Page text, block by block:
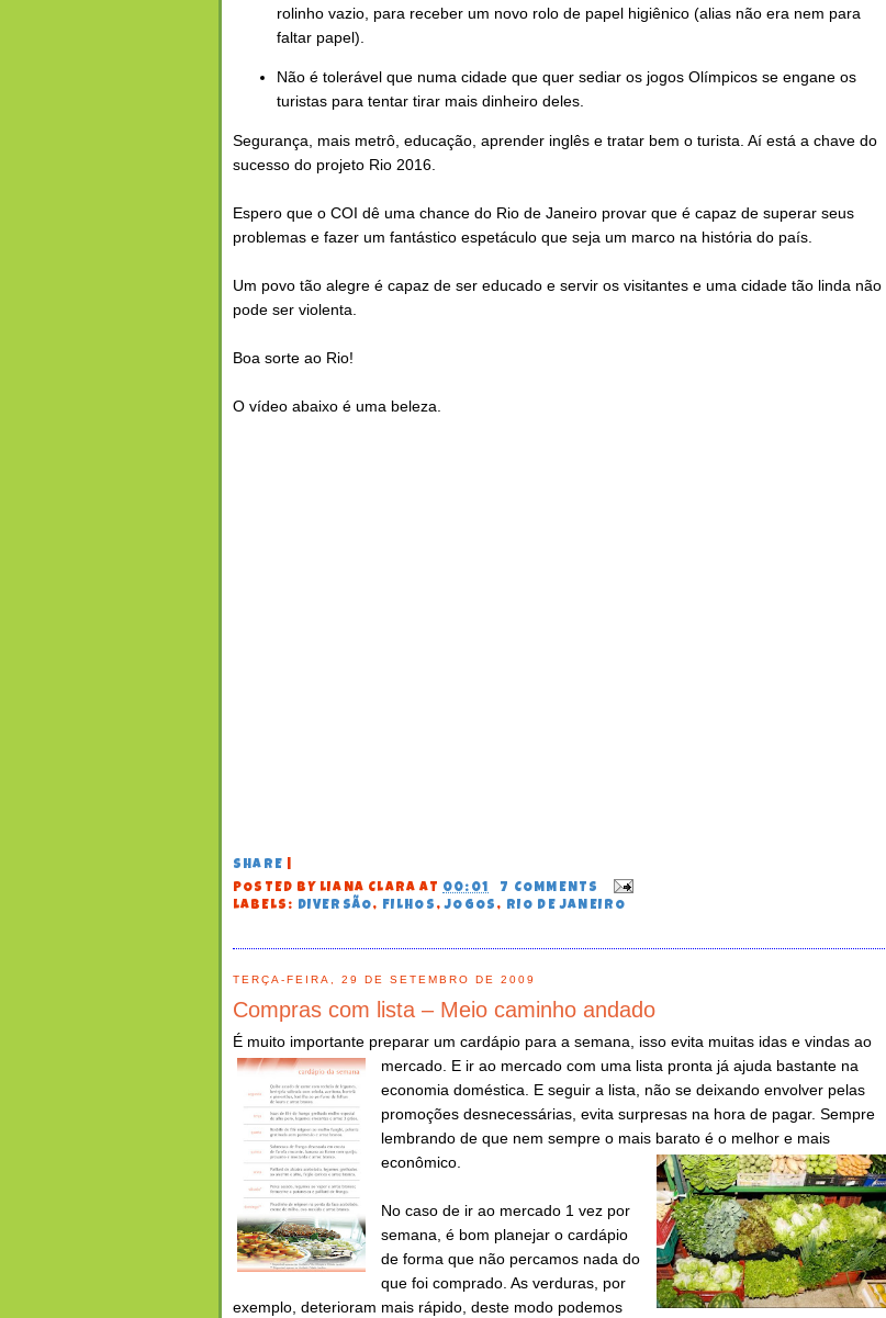
rolinho vazio, para receber um novo rolo de papel higiênico (alias não era nem para
faltar papel).
Não é tolerável que numa cidade que quer sediar os jogos Olímpicos se engane os
turistas para tentar tirar mais dinheiro deles.
Segurança, mais metrô, educação, aprender inglês e tratar bem o turista. Aí está a chave do
sucesso do projeto Rio 2016.
Espero que o COI dê uma chance do Rio de Janeiro provar que é capaz de superar seus
problemas e fazer um fantástico espetáculo que seja um marco na história do país.
Um povo tão alegre é capaz de ser educado e servir os visitantes e uma cidade tão linda não
pode ser violenta.
Boa sorte ao Rio!
O vídeo abaixo é uma beleza.
SHARE
POSTED BY LIANA CLARA AT 00:01
7 COMMENTS
LABELS: DIVERSÃO, FILHOS ,JOGOS , RIO DE JANEIRO
TERÇA-FEIRA, 29 DE SETEMBRO DE 2009
Compras com lista – Meio caminho andado
É muito importante preparar um cardápio para a semana, isso evita muitas idas e vindas ao
mercado. E ir ao mercado com uma lista pronta já ajuda bastante na
economia doméstica. E seguir a lista, não se deixando envolver pelas
promoções desnecessárias, evita surpresas na hora de pagar. Sempre
lembrando de que nem sempre o mais barato é o melhor e mais
econômico.
No caso de ir ao mercado 1 vez por
semana, é bom planejar o cardápio
de forma que não percamos nada do
que foi comprado. As verduras, por
exemplo, deterioram mais rápido, deste modo podemos